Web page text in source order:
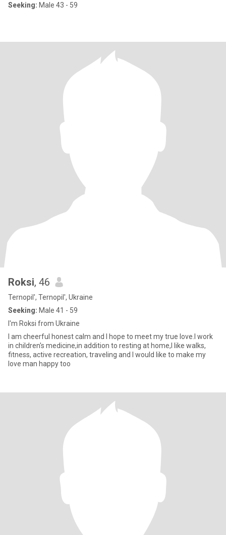
Seeking: Male 43 - 59
Roksi, 46
Ternopil', Ternopil', Ukraine
Seeking: Male 41 - 59
I'm Roksi from Ukraine
I am cheerful honest calm and I hope to meet my true love.I work
in children's medicine,in addition to resting at home,I like walks,
fitness, active recreation, traveling and I would like to make my
love man happy too